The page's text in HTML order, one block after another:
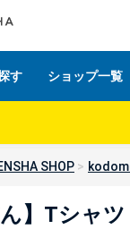
す ショップ一覧
SHOP
ん】Tシャ